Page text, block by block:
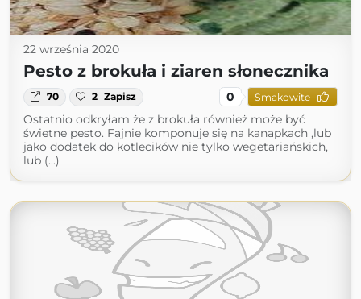
22 września 2020
Pesto z brokuła i ziaren słonecznika
70 2 Zapisz 0 Smakowite
Ostatnio odkryłam że z brokuła również może być
świetne pesto. Fajnie komponuje się na kanapkach ,lub
jako dodatek do kotlecików nie tylko wegetariańskich,
lub (...)